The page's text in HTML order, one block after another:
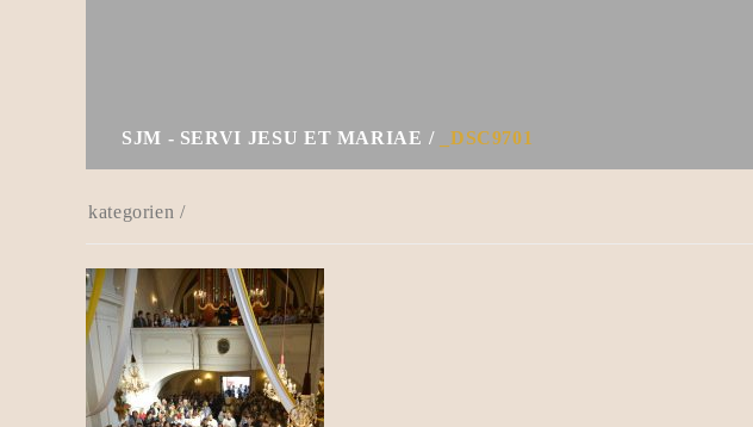
SJM - SERVI JESU ET MARIAE _DSC9701